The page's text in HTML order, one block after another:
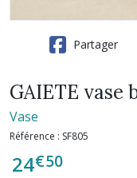
Partager
GAIETE vase
Vase
Référence : SF805
24€50